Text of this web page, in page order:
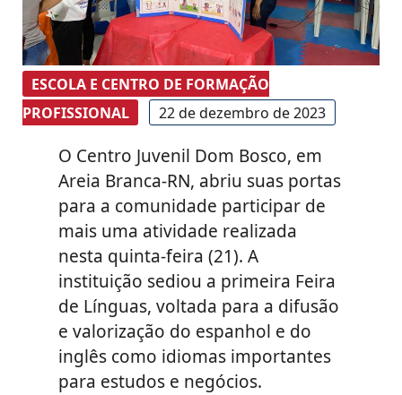
ESCOLA E CENTRO DE FORMAÇÃO
PROFISSIONAL
22 de dezembro de 2023
O Centro Juvenil Dom Bosco, em
Areia Branca-RN, abriu suas portas
para a comunidade participar de
mais uma atividade realizada
nesta quinta-feira (21). A
instituição sediou a primeira Feira
de Línguas, voltada para a difusão
e valorização do espanhol e do
inglês como idiomas importantes
para estudos e negócios.